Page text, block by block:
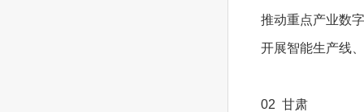
推动重点产业数
开展智能生产线
02 甘肃